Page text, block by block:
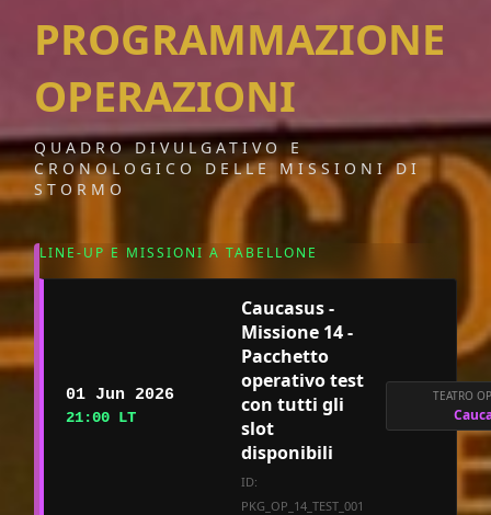
PROGRAMMAZIONE
OPERAZIONI
QUADRO DIVULGATIVO E
CRONOLOGICO DELLE MISSIONI DI
STORMO
LINE-UP E MISSIONI A TABELLONE
01 Jun 2026
21:00 LT
Caucasus -
Missione 14 -
Pacchetto
operativo test
con tutti gli
slot
disponibili
ID:
PKG_OP_14_TEST_001
TEATRO